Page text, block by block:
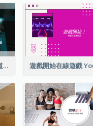
音樂就是生命 YouTube 頻道圖片